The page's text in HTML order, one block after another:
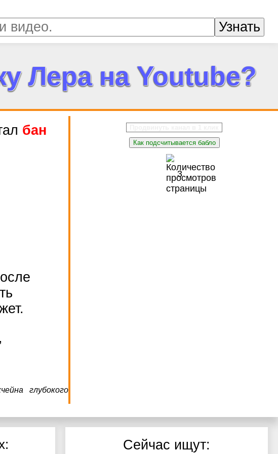
Узнать
Лера на Youtube?
бан
глубокого
Как подсчитывается бабло
4
Сейчас ищут: